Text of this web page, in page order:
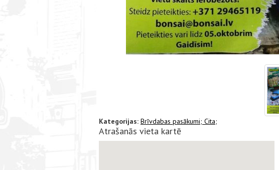
Kategorijas: Brīvdabas pasākumi; Cita;
Atrašanās vieta kartē